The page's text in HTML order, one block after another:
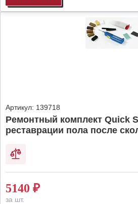
Артикул: 139718
Ремонтный комплект Quick
реставрации пола после
5140 ₽
за шт.